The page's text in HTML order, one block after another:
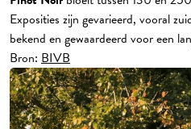
Exposities zijn gevarieerd, vooral
bekend en gewaardeerd voor een
Bron: BIVB